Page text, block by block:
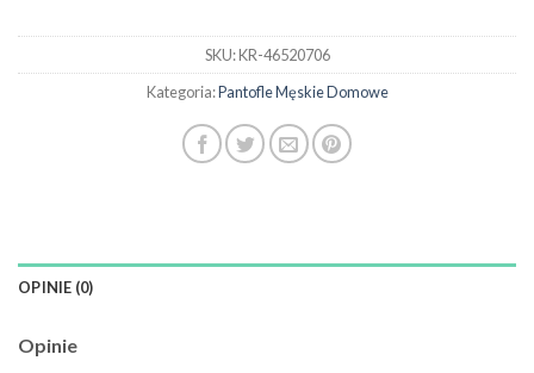
SKU:KR-46520706
Kategoria:Pantofle Męskie Domowe
OPINIE (0)
Opinie